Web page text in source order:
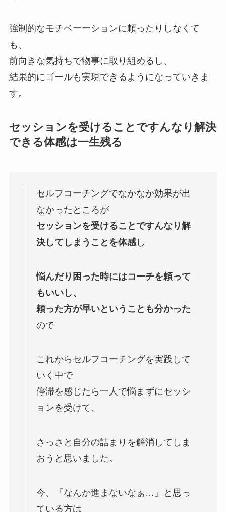
強制的なモチベーーションに頼ったりしなくて
も、
前向きな気持ちで物事に取り組めるし、
結果的にゴールも実現できるようになっていきま
す。
セッションを受けることですんなり解決
できる体感は一生残る
セルフコーチングでなかなか効果が出
なかったところが
セッションを受けることですんなり解
決してしまうことを体感し
悩んだり困った時にはコーチを頼って
もいいし、
頼った方が早いということも分かった
ので
これからセルフコーチングを実践して
いく中で
停滞を感じたら一人で悩まずにセッシ
ョンを受けて、
さっさと自分の詰まりを解消してしま
おうと思いました。
今、「なんか進まないなぁ…」と思っ
ている方は